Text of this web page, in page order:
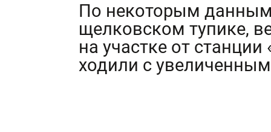
По некоторым
щелковском тупике,
на участке от
ходили с